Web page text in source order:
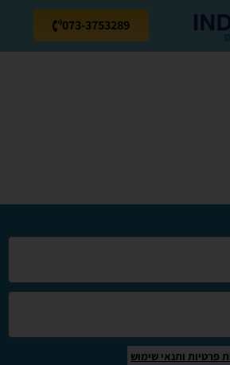
073-3753289
פרטיות ותנאי שימוש